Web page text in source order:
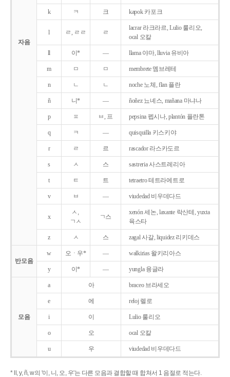
자음
k ㅋ 크 kapok 카포크
l ㄹ, ㄹㄹ ㄹ
lacrar 라크라르, Lulio 룰리오,
ocal 오칼
ll 이* ― llama 야마, lluvia 유비아
m ㅁ ㅁ membrete 멤브레테
n ㄴ ㄴ noche 노체, flan 플란
ñ 니* ― ñoñez 뇨녜스, mañana 마냐나
p ㅍ ㅂ, 프 pepsina 펩시나, plantón 플란톤
q ㅋ ― quisquilla 키스키야
r ㄹ 르 rascador 라스카도르
s ㅅ 스 sastreria 사스트레리아
t ㅌ 트 tetraetro 테트라에트로
v ㅂ ― viudedad 비우데다드
x
ㅅ,
ㄱㅅ
ㄱ스
xenón 세논, laxante 락산테, yuxta
육스타
z ㅅ 스 zagal 사갈, liquidez 리키데스
반모음
w 오ㆍ우* ― walkirias 왈키리아스
y 이* ― yungla 융글라
모음
a 아 braceo 브라세오
e 에 reloj 렐로
i 이 Lulio 룰리오
o 오 ocal 오칼
u 우 viudedad 비우데다드
* ll, y, ñ, w의 '이, 니, 오, 우'는 다른 모음과 결합할 때 합쳐서 1 음절로 적는다.